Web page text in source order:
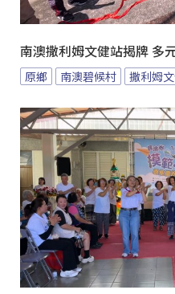
南澳撒利姆文健站揭牌 多
原鄉 南澳碧候村 撒利姆